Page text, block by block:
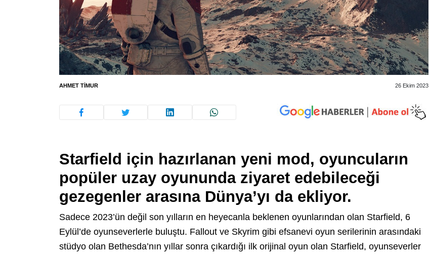
AHMET TIMUR 26 Ekim 2023
Starfield için hazırlanan yeni mod, oyuncuların
popüler uzay oyununda ziyaret edebileceği
gezegenler arasına Dünya’yı da ekliyor.
Sadece 2023’ün değil son yılların en heyecanla beklenen oyunlarından olan Starfield, 6
Eylül’de oyunseverlerle buluştu. Fallout ve Skyrim gibi efsanevi oyun serilerinin arasındaki
stüdyo olan Bethesda’nın yıllar sonra çıkardığı ilk orijinal oyun olan Starfield, oyunseverler